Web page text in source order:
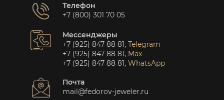
Телефон
+7 (800) 301 70 05
Мессенджеры
+7 (925) 847 88 81, Telegram
+7 (925) 847 88 81, Max
+7 (925) 847 88 81, WhatsApp
Почта
mail@fedorov-jeweler.ru